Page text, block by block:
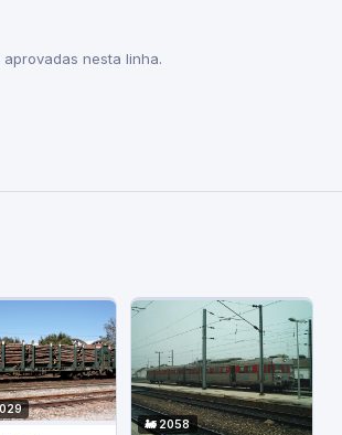
nesta linha.
🚂 2058